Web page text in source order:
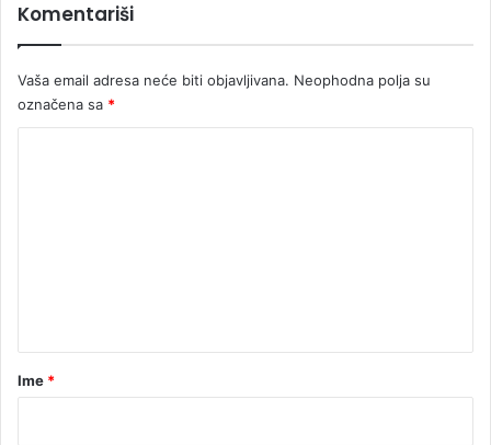
Komentariši
Vaša email adresa neće biti objavljivana. Neophodna polja su
označena sa *
rIme *